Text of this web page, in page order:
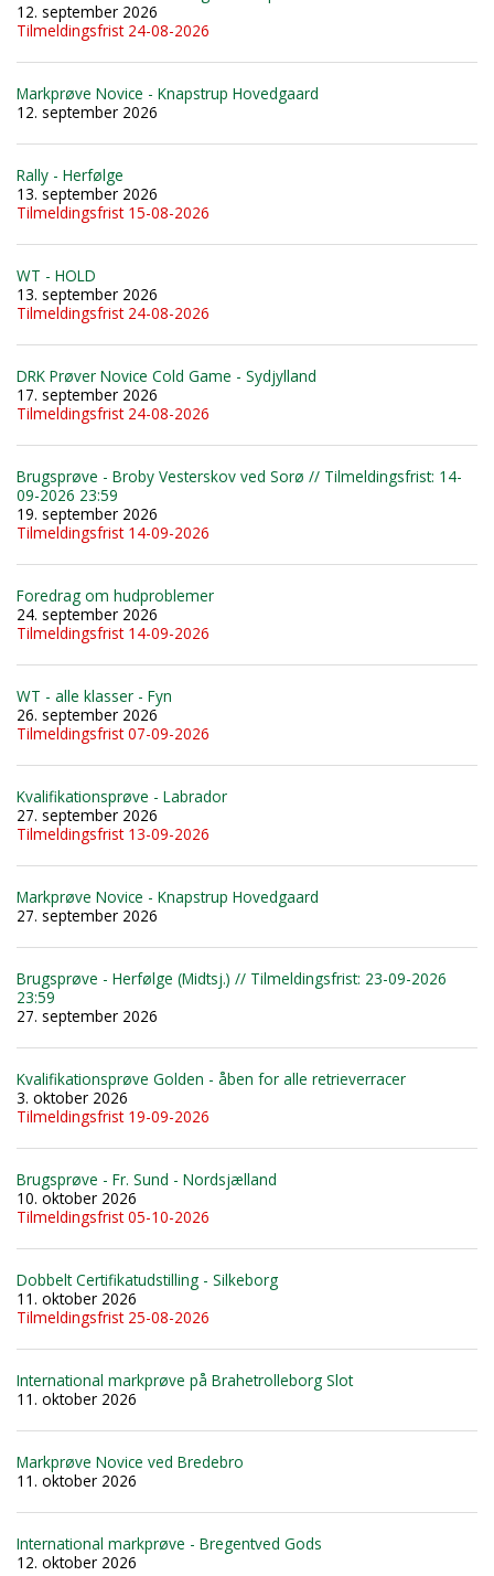
12. september 2026
Tilmeldingsfrist 24-08-2026
Markprøve Novice - Knapstrup Hovedgaard
12. september 2026
Rally - Herfølge
13. september 2026
Tilmeldingsfrist 15-08-2026
WT - HOLD
13. september 2026
Tilmeldingsfrist 24-08-2026
DRK Prøver Novice Cold Game - Sydjylland
17. september 2026
Tilmeldingsfrist 24-08-2026
Brugsprøve - Broby Vesterskov ved Sorø // Tilmeldingsfrist: 14-
09-2026 23:59
19. september 2026
Tilmeldingsfrist 14-09-2026
Foredrag om hudproblemer
24. september 2026
Tilmeldingsfrist 14-09-2026
WT - alle klasser - Fyn
26. september 2026
Tilmeldingsfrist 07-09-2026
Kvalifikationsprøve - Labrador
27. september 2026
Tilmeldingsfrist 13-09-2026
Markprøve Novice - Knapstrup Hovedgaard
27. september 2026
Brugsprøve - Herfølge (Midtsj.) // Tilmeldingsfrist: 23-09-2026
23:59
27. september 2026
Kvalifikationsprøve Golden - åben for alle retrieverracer
3. oktober 2026
Tilmeldingsfrist 19-09-2026
Brugsprøve - Fr. Sund - Nordsjælland
10. oktober 2026
Tilmeldingsfrist 05-10-2026
Dobbelt Certifikatudstilling - Silkeborg
11. oktober 2026
Tilmeldingsfrist 25-08-2026
International markprøve på Brahetrolleborg Slot
11. oktober 2026
Markprøve Novice ved Bredebro
11. oktober 2026
International markprøve - Bregentved Gods
12. oktober 2026